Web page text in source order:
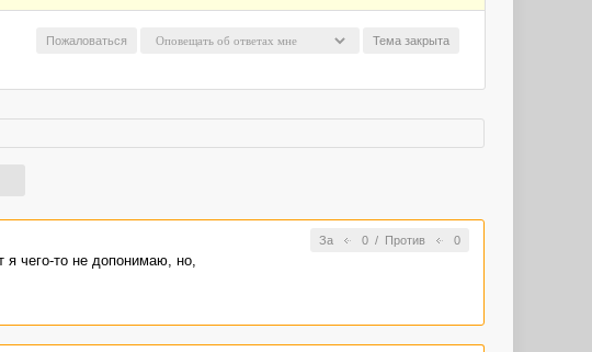
Тема закрыта
Пожаловаться
За 0/ Против 0
я чего-то не допонимаю, но,